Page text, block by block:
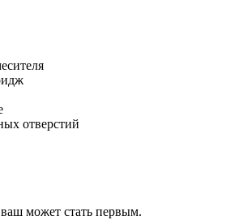
отверстий
может стать первым.